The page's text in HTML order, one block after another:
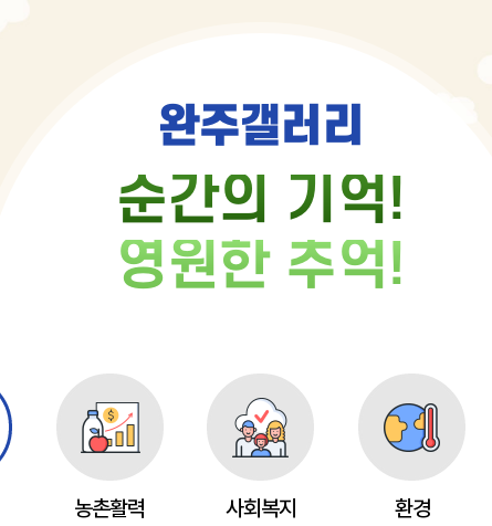
완주갤러리
순간의 기억!
영원한 추억!
농촌활력 사회복지 환경